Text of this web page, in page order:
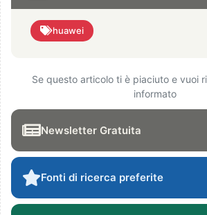
huawei
Se questo articolo ti è piaciuto e vuoi
informato
Newsletter Gratuita
Fonti di ricerca preferite